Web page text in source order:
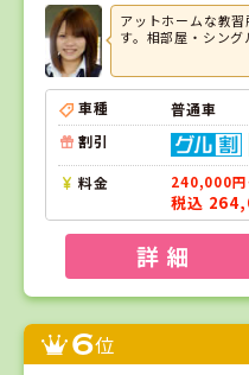
アットホームな教
す。相部屋・シン
車種
普通車
割引
料金 240,000
税込
詳 細
6位